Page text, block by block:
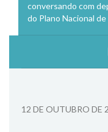
conversando com
do Plano Nacional
12 DE OUTUBRO DE